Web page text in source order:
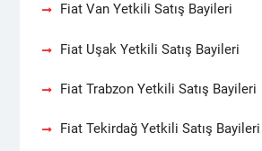
Fiat Van Yetkili Satış Bayileri
Fiat Uşak Yetkili Satış Bayileri
Fiat Trabzon Yetkili Satış Bayileri
Fiat Tekirdağ Yetkili Satış Bayileri